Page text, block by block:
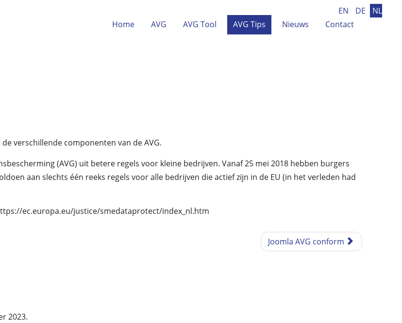
EN DE
NL
Home
AVG AVG Tool AVG Tips Nieuws Contact
verschillende componenten van de AVG.
(AVG) uit betere regels voor kleine bedrijven. Vanaf 25 mei 2018 hebben burgers
aan slechts één reeks regels voor alle bedrijven die actief zijn in de EU (in het verleden had
ec.europa.eu/justice/smedataprotect/index_nl.htm
Joomla AVG conform
2023.